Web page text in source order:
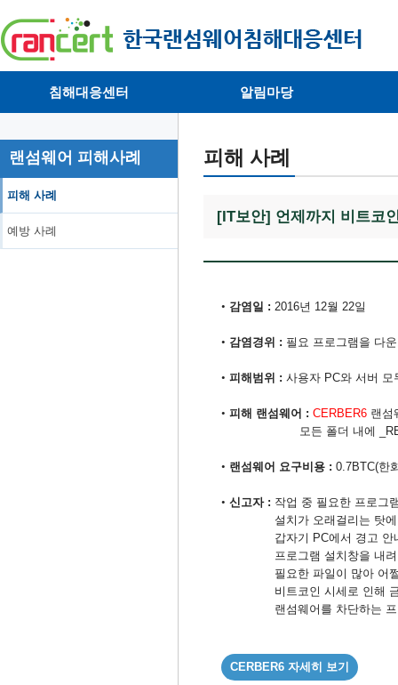
침해대응센터
· 침해피해신고
· 개인정보취급방침
알림마당
· 뉴스레터
랜섬웨어 피해사례
피해 사례
예방 사례
피해 사례
[IT보안] 언제까지 비트코
• 감염일 : ​2016년 12월 22일
• 감염경위 : 필요 프로그램을 다
• 피해범위 : ​ 사용자 PC와 서버 모
• 피해 랜섬웨어 : CERBER6 랜섬
모든 폴더 내에
• 랜섬웨어 요구비용 : ​ 0.7BTC(한
• 신고자 : ​​ 작업 중 필요한 프로그
설치가 오래걸리는 탓에
갑자기 PC에서 경고 안
프로그램 설치창을 내려
필요한 파일이 많아 어
비트코인 시세로 인해
랜섬웨어를 차단하는 프
CERBER6 자세히 보기